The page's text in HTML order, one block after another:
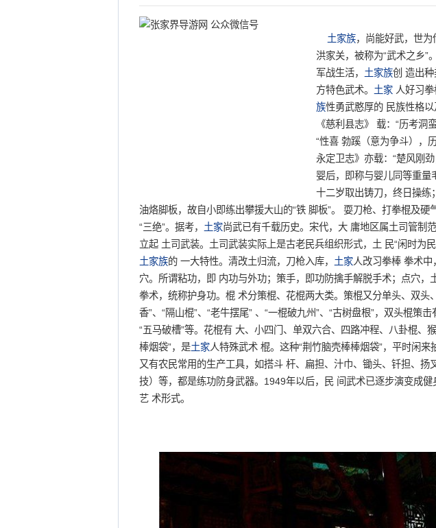
土家族，尚能好武，世
洪家关，被称为“武术之乡”
军战生活， 土家族创 造出
方特色武术。 土家 人好习
族性勇武憨厚的 民族性格
《慈利县志》 载：“历考洞
“性喜 勃蹊（意为争斗），
永定卫志》亦载：“楚风刚
婴后，即称与婴儿同等重量
十二岁取出铸刀，终日操练
油烙脚板，故自小即练出攀援大山的“铁 脚板”。 耍刀枪、打拳棍及硬
“三绝”。据考， 土家尚武已有千载历史。宋代，大 庸地区属土司管制
立起 土司武装。土司武装实际上是古老民兵组织形式，土 民“闲时为
土家族的 一大特性。清改土归流，刀枪入库， 土家人改习拳棒 拳术
穴。所谓粘功，即 内功与外功；策手，即功防擒手解脱手术；点穴，
拳术，统称护身功。棍 术分策棍、花棍两大类。策棍又分单头、双头
香”、“隔山棍”、“老牛摆尾” 、“一棍破九州”、“古树盘根”，双头棍策击
“五马破槽”等。花棍有 大、小四门、单双六合、四路冲程、八卦棍、
棒烟袋”，是土家人特殊武术 棍。这种“荆竹脑壳棒棒烟袋”，平时闲来
又有农民常用的生产工具，如搭斗 杆、扁担、汁巾、锄头、钎担、扬
技）等，都是练功防身武器。1949年以后，民 间武术已逐步演变成
艺 术形式。